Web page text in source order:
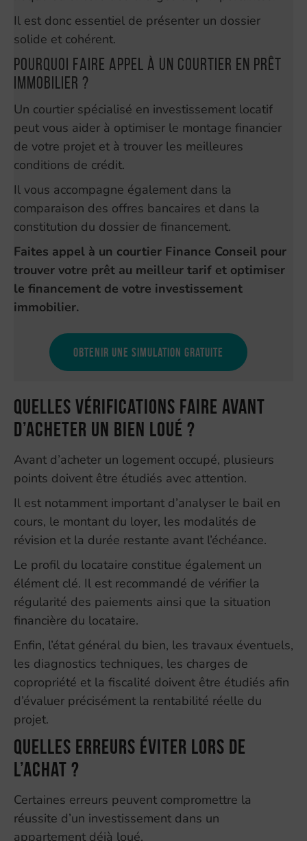
Il est donc essentiel de présenter un dossier
solide et cohérent.
Pourquoi faire appel à un courtier en prêt
immobilier ?
Un courtier spécialisé en investissement locatif
peut vous aider à optimiser le montage financier
de votre projet et à trouver les meilleures
conditions de crédit.
Il vous accompagne également dans la
comparaison des offres bancaires et dans la
constitution du dossier de financement.
Faites appel à un courtier Finance Conseil pour
trouver votre prêt au meilleur tarif et optimiser
le financement de votre investissement
immobilier.
Obtenir une simulation gratuite
Quelles vérifications faire avant
d’acheter un bien loué ?
Avant d’acheter un logement occupé, plusieurs
points doivent être étudiés avec attention.
Il est notamment important d’analyser le bail en
cours, le montant du loyer, les modalités de
révision et la durée restante avant l’échéance.
Le profil du locataire constitue également un
élément clé. Il est recommandé de vérifier la
régularité des paiements ainsi que la situation
financière du locataire.
Enfin, l’état général du bien, les travaux éventuels,
les diagnostics techniques, les charges de
copropriété et la fiscalité doivent être étudiés afin
d’évaluer précisément la rentabilité réelle du
projet.
Quelles erreurs éviter lors de
l’achat ?
Certaines erreurs peuvent compromettre la
réussite d’un investissement dans un
appartement déjà loué.